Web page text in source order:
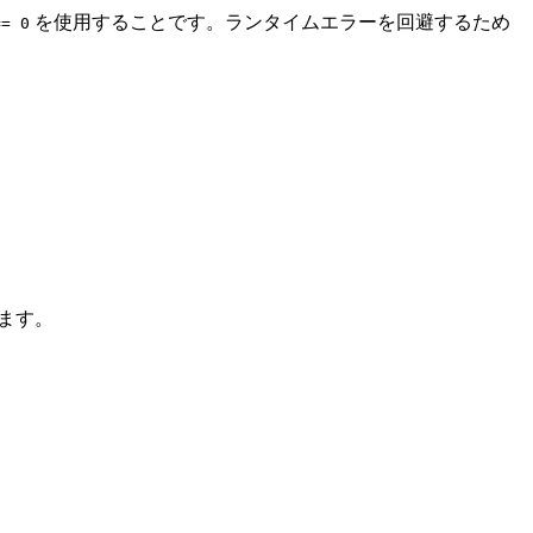
0 を使用することです。ランタイムエラーを回避するため
す。